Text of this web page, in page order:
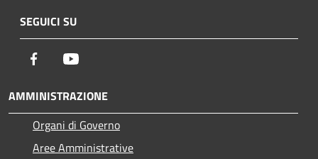
SEGUICI SU
Facebook
AMMINISTRAZIONE
Organi di Governo
Aree Amministrative